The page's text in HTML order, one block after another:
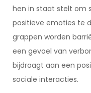
hen in staat stelt om
positieve emoties te
grappen worden
een gevoel van
bijdraagt aan een
sociale interacties.